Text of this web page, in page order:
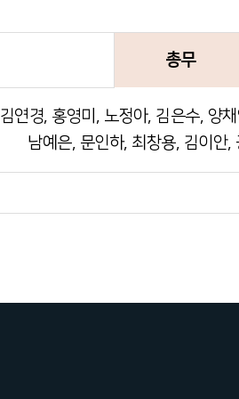
총무
김연경, 홍영미, 노정아, 김은수, 양
남예은, 문인하, 최창용, 김이안,